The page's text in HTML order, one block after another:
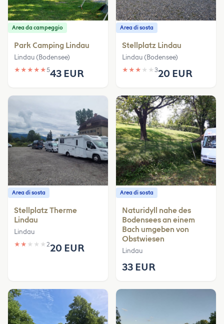
Area da campeggio
Park Camping Lindau
Lindau (Bodensee)
★ ★ ★ ★ ★543 EUR
Area di sosta
Stellplatz Lindau
Lindau (Bodensee)
★ ★ ★ ★ ★ 320 EUR
Area di sosta
Stellplatz Therme
Lindau
Lindau
★ ★ ★ ★ ★ 220 EUR
Area di sosta
Naturidyll nahe des
Bodensees an einem
Bach umgeben von
Obstwiesen
Lindau
33 EUR